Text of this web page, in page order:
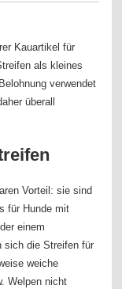
Kauartikel für
als kleines
verwendet
überall
Vorteil: sie sind
für Hunde mit
einem
sich die Streifen für
weiche
Welpen nicht